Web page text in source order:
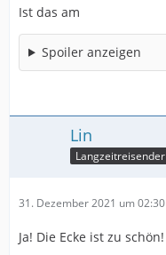
Ist das am
Spoiler anzeigen
Lin
Langzeitreisender
31. Dezember 2021 um 02:30
Ja! Die Ecke ist zu schön!